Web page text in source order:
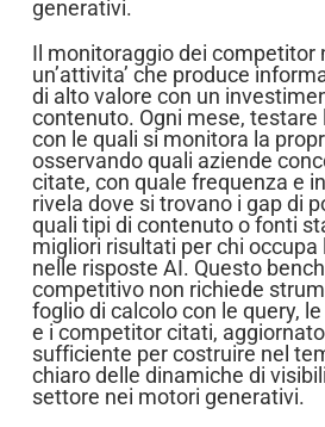
generativi.
Il monitoraggio dei competitor
un’attivita’ che produce
di alto valore con un
contenuto. Ogni mese, testare
con le quali si monitora la
osservando quali aziende
citate, con quale frequenza e
rivela dove si trovano i gap di
quali tipi di contenuto o fonti
migliori risultati per chi occupa
nelle risposte AI. Questo
competitivo non richiede
foglio di calcolo con le query,
e i competitor citati, aggiornato
sufficiente per costruire nel
chiaro delle dinamiche di
settore nei motori generativi.